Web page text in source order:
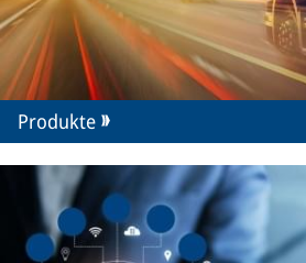
Produkte